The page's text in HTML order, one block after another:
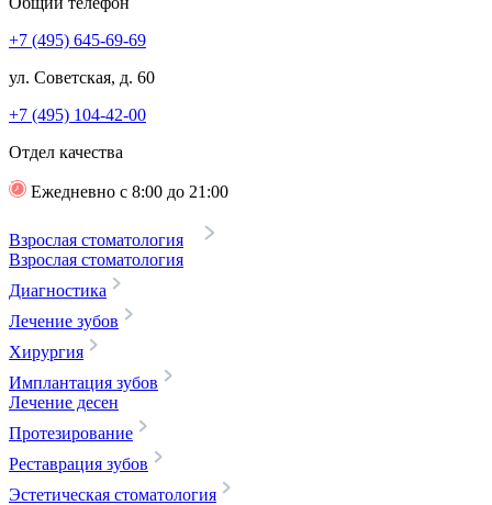
+7 (495) 645-69-69
ул. Советская, д. 60
+7 (495) 104-42-00
Отдел качества
Ежедневно с 8:00 до 21:00
Взрослая стоматология
Взрослая стоматология
Диагностика
Лечение зубов
Хирургия
Имплантация зубов
Лечение десен
Протезирование
Реставрация зубов
Эстетическая стоматология